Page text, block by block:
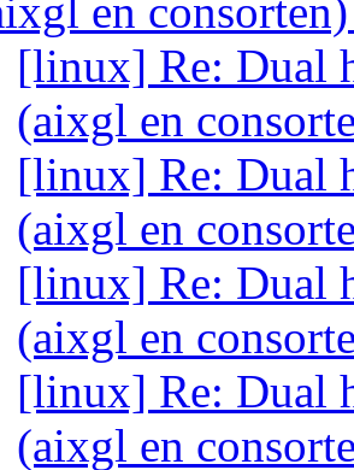
en
[linux] Re: Dual
(aixgl en
[linux] Re: Dual
(aixgl en
[linux] Re: Dual
(aixgl en
[linux] Re: Dual
(aixgl en